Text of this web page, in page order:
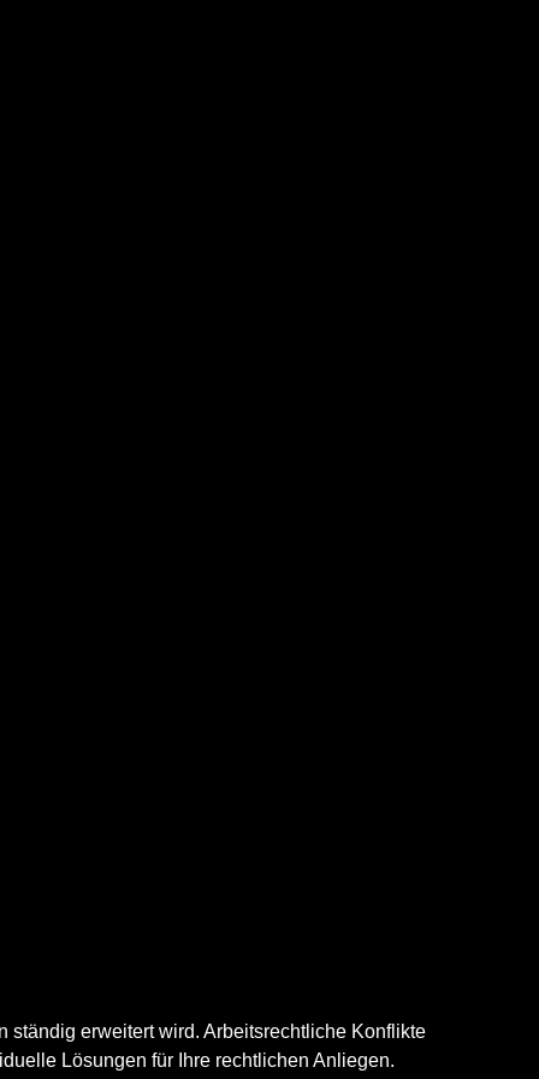
erweitert wird. Arbeitsrechtliche Konflikte
Lösungen für Ihre rechtlichen Anliegen.